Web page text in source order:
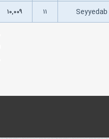
Seyyedab ۱۱ ۱۰,۰۰۹